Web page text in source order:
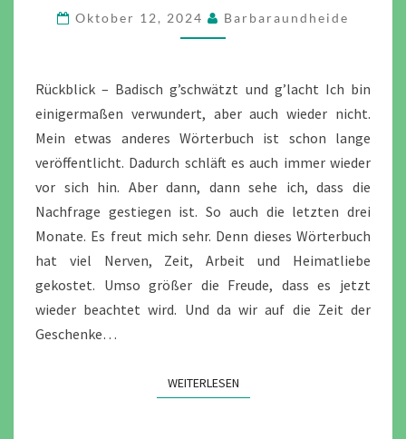
G’SCHWÄTZT
UND
Oktober 12, 2024 Barbaraundheide
Rückblick – Badisch g’schwätzt und g’lacht Ich bin
einigermaßen verwundert, aber auch wieder nicht.
Mein etwas anderes Wörterbuch ist schon lange
veröffentlicht. Dadurch schläft es auch immer wieder
vor sich hin. Aber dann, dann sehe ich, dass die
Nachfrage gestiegen ist. So auch die letzten drei
Monate. Es freut mich sehr. Denn dieses Wörterbuch
hat viel Nerven, Zeit, Arbeit und Heimatliebe
gekostet. Umso größer die Freude, dass es jetzt
wieder beachtet wird. Und da wir auf die Zeit der
Geschenke…
WEITERLESENWEITERLESEN